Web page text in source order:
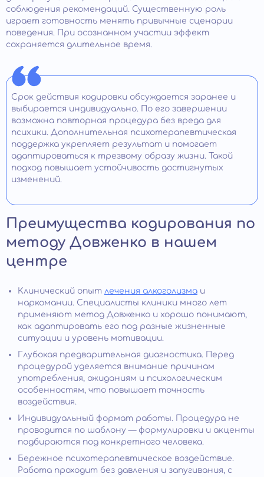
соблюдения рекомендаций. Существенную роль
играет готовность менять привычные сценарии
поведения. При осознанном участии эффект
сохраняется длительное время.
Срок действия кодировки обсуждается заранее и
выбирается индивидуально. По его завершении
возможна повторная процедура без вреда для
психики. Дополнительная психотерапевтическая
поддержка укрепляет результат и помогает
адаптироваться к трезвому образу жизни. Такой
подход повышает устойчивость достигнутых
изменений.
Преимущества кодирования по
методу Довженко в нашем
центре
Клинический опыт лечения алкоголизма и
наркомании. Специалисты клиники много лет
применяют метод Довженко и хорошо понимают,
как адаптировать его под разные жизненные
ситуации и уровень мотивации.
Глубокая предварительная диагностика. Перед
процедурой уделяется внимание причинам
употребления, ожиданиям и психологическим
особенностям, что повышает точность
воздействия.
Индивидуальный формат работы. Процедура не
проводится по шаблону — формулировки и акценты
подбираются под конкретного человека.
Бережное психотерапевтическое воздействие.
Работа проходит без давления и запугивания, с